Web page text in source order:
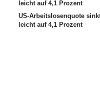
US-Arbeitslosenquote
leicht auf 4,1 Prozent